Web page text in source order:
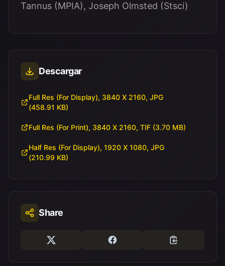
Tannus (MPIA), Joseph Olmsted (Stsci)
Descargar
Full Res (For Display), 3840 X 2160, JPG
(458.91 KB)
Full Res (For Print), 3840 X 2160, TIF (3.70 MB)
Half Res (For Display), 1920 X 1080, JPG
(210.99 KB)
Share